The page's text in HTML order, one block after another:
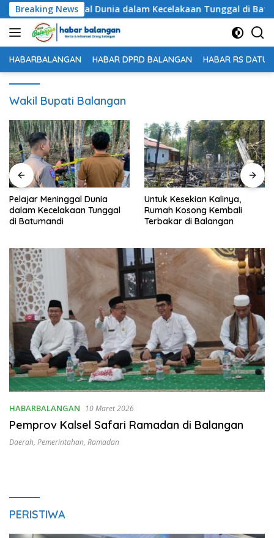
Langsung
ke
konten
Breaking News
Meninggal Dunia dalam Kecelakaan Tunggal di
HABARBALANGAN HABAR DPRD BALANGAN HABAR RS DATU
Wakil Bupati Balangan
Dunia
Tunggal
Untuk Kesekian Kalinya,
Rumah Kosong Kembali
Terbakar di Balangan
61
Meeting
Balangan
HABARBALANGAN 10 Maret 2026
Pemprov Kalsel Safari Ramadan di Balangan
Daerah, Pemerintahan, Ramadan
PERISTIWA